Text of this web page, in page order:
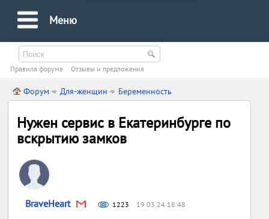
Меню
Правила форума Oтзывы и предложения
Форум Для-женщин Беременность
Нужен сервис в Екатеринбурге по
вскрытию замков
BraveHeart 1223 19.03.24 18:48